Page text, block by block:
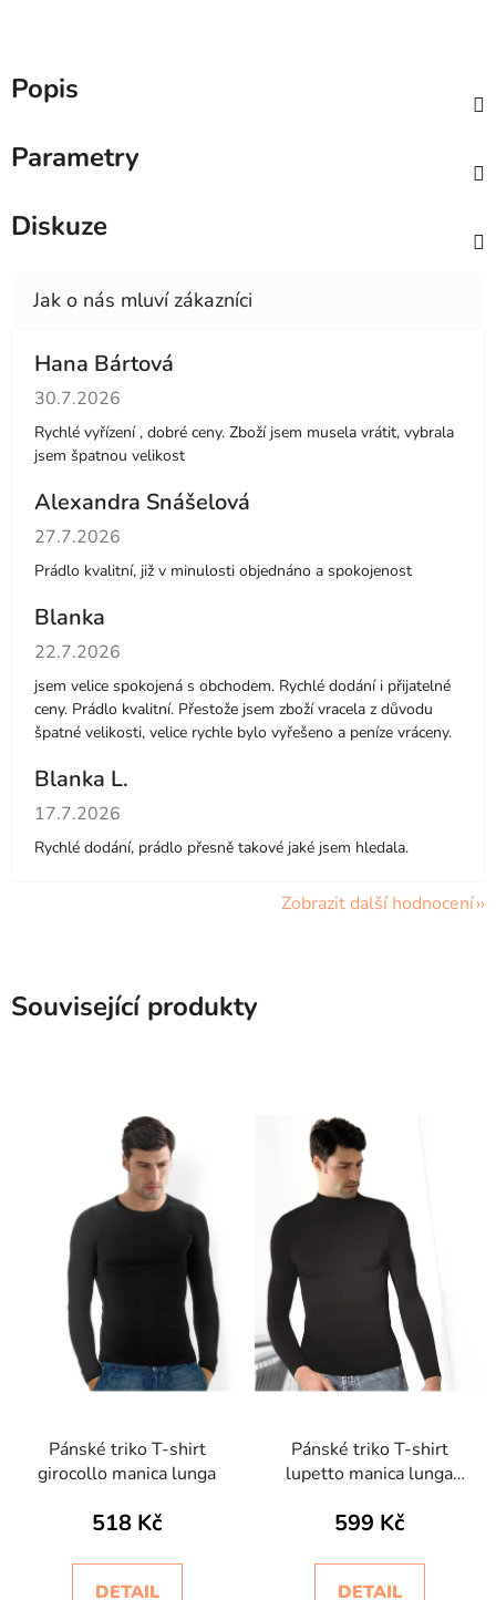
Popis
Parametry
Diskuze
Hana Bártová
Hodnocení obchodu je 4 z 5 hvězdiček.
30.7.2026
Rychlé vyřízení , dobré ceny. Zboží jsem musela vrátit, vybrala
jsem špatnou velikost
Alexandra Snášelová
Hodnocení obchodu je 5 z 5 hvězdiček.
27.7.2026
Prádlo kvalitní, již v minulosti objednáno a spokojenost
Blanka
Hodnocení obchodu je 5 z 5 hvězdiček.
22.7.2026
jsem velice spokojená s obchodem. Rychlé dodání i přijatelné
ceny. Prádlo kvalitní. Přestože jsem zboží vracela z důvodu
špatné velikosti, velice rychle bylo vyřešeno a peníze vráceny.
Blanka L.
Hodnocení obchodu je 5 z 5 hvězdiček.
17.7.2026
Rychlé dodání, prádlo přesně takové jaké jsem hledala.
Zobrazit další hodnocení
Související produkty
Pánské triko T-shirt
girocollo manica lunga
518 Kč
DETAIL
Pánské triko T-shirt
lupetto manica lunga
599 Kč
DETAIL